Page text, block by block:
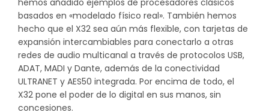
hemos añadido ejemplos de procesadores clásicos
basados ​​en «modelado físico real». También hemos
hecho que el X32 sea aún más flexible, con tarjetas de
expansión intercambiables para conectarlo a otras
redes de audio multicanal a través de protocolos USB,
ADAT, MADI y Dante, además de la conectividad
ULTRANET y AES50 integrada. Por encima de todo, el
X32 pone el poder de lo digital en sus manos, sin
concesiones.